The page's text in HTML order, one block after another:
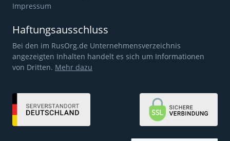
Impressum
Haftungsausschluss
Bei den im RusOrg.de Unternehmensverzeichnis
angezeigten Inhalten handelt es sich um Informationen
von Dritten. Mehr dazu